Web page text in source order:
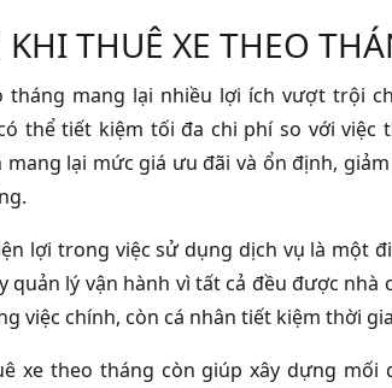
THUÊ XE THEO
tháng mang lại nhiều lợi ích vượt trội
thể tiết kiệm tối đa chi phí so với
mang lại mức giá ưu đãi và ổn định,
lợi trong việc sử dụng dịch vụ là một
quản lý vận hành vì tất cả đều được
việc chính, còn cá nhân tiết kiệm thời
xe theo tháng còn giúp xây dựng